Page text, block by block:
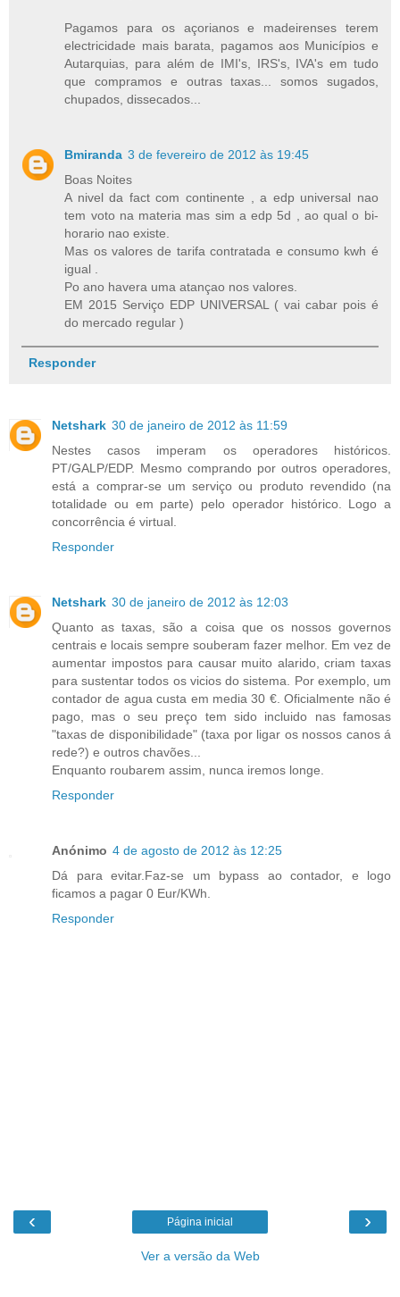
Pagamos para os açorianos e madeirenses terem
electricidade mais barata, pagamos aos Municípios e
Autarquias, para além de IMI's, IRS's, IVA's em tudo
que compramos e outras taxas... somos sugados,
chupados, dissecados...
Bmiranda 3 de fevereiro de 2012 às 19:45
Boas Noites
A nivel da fact com continente , a edp universal nao
tem voto na materia mas sim a edp 5d , ao qual o bi-
horario nao existe.
Mas os valores de tarifa contratada e consumo kwh é
igual .
Po ano havera uma atançao nos valores.
EM 2015 Serviço EDP UNIVERSAL ( vai cabar pois é
do mercado regular )
Responder
Netshark 30 de janeiro de 2012 às 11:59
Nestes casos imperam os operadores históricos.
PT/GALP/EDP. Mesmo comprando por outros operadores,
está a comprar-se um serviço ou produto revendido (na
totalidade ou em parte) pelo operador histórico. Logo a
concorrência é virtual.
Responder
Netshark 30 de janeiro de 2012 às 12:03
Quanto as taxas, são a coisa que os nossos governos
centrais e locais sempre souberam fazer melhor. Em vez de
aumentar impostos para causar muito alarido, criam taxas
para sustentar todos os vicios do sistema. Por exemplo, um
contador de agua custa em media 30 €. Oficialmente não é
pago, mas o seu preço tem sido incluido nas famosas
"taxas de disponibilidade" (taxa por ligar os nossos canos á
rede?) e outros chavões...
Enquanto roubarem assim, nunca iremos longe.
Responder
Anónimo 4 de agosto de 2012 às 12:25
Dá para evitar.Faz-se um bypass ao contador, e logo
ficamos a pagar 0 Eur/KWh.
Responder
‹ ›
Página inicial
Ver a versão da Web